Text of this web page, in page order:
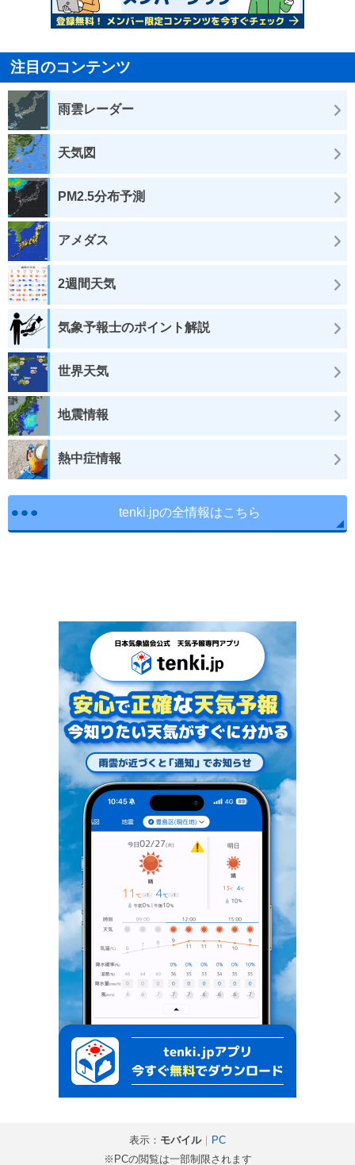
注目のコンテンツ
雨雲レーダー
天気図
PM2.5分布予測
アメダス
2週間天気
気象予報士のポイント解説
世界天気
地震情報
熱中症情報
tenki.jpの全情報はこちら
表示： モバイル｜
PC
※PCの閲覧は一部制限されます